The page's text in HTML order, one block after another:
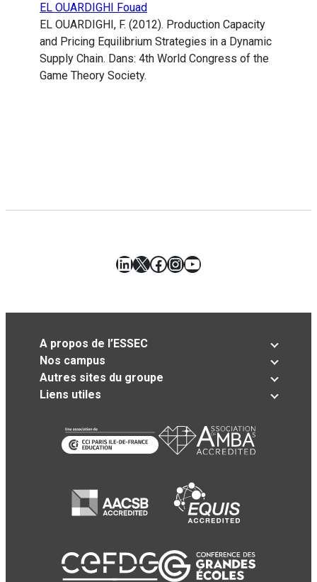
EL OUARDIGHI Fouad
EL OUARDIGHI, F. (2012). Production Capacity
and Pricing Equilibrium Strategies in a Dynamic
Supply Chain. Dans: 4th World Congress of the
Game Theory Society.
LinkedIn
X Facebook
Instagram
YouTube
A propos de l’ESSEC
Nos campus
Autres sites du groupe
Liens utiles